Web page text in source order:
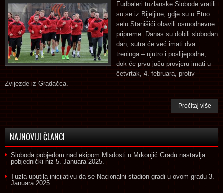
Fudbaleri tuzlanske Slobode vratili
su se iz Bijeljine, gdje su u Etno
selu Stanišići obavili osmodnevne
pripreme. Danas su dobili slobodan
dan, sutra će već imati dva
treninga – ujutro i poslijepodne,
dok će prvu jaču provjeru imati u
četvrtak, 4. februara, protiv
Zvijezde iz Gradačca.
Pročitaj više
NAJNOVIJI ČLANCI
Sloboda pobjedom nad ekipom Mladosti u Mrkonjić Gradu nastavlja
pobjednički niz 5. Januara 2025.
Tuzla uputila inicijativu da se Nacionalni stadion gradi u ovom gradu 3.
Januara 2025.